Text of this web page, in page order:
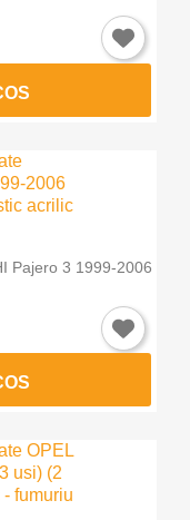
Pajero 3 1999-2006